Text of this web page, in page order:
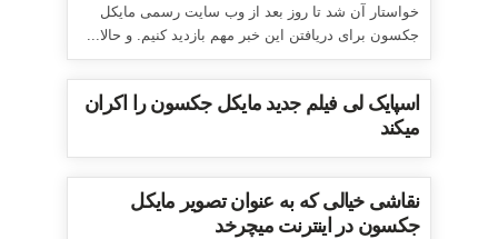
خواستار آن شد تا روز بعد از وب سایت رسمی مایکل
جکسون برای دریافتن این خبر مهم بازدید کنیم. و حالا...
اسپایک لی فیلم جدید مایکل جکسون را اکران
میکند
نقاشی خیالی که به عنوان تصویر مایکل
جکسون در اینترنت میچرخد